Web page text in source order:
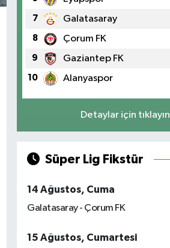
7 Galatasaray
8 Çorum FK
9 Gaziantep FK
10 Alanyaspor
Detaylar için tıklayın
Süper Lig Fikstür
14 Ağustos, Cuma
Galatasaray - Çorum FK
15 Ağustos, Cumartesi